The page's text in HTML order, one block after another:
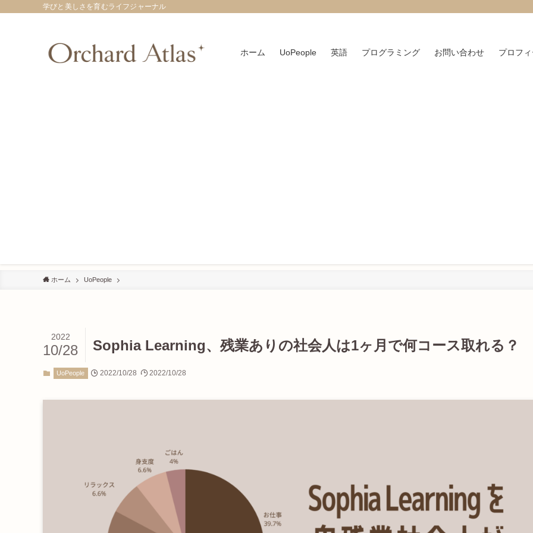
学びと美しさを育むライフジャーナル
ホーム UoPeople 英語 プログラミング お問い合わせ プロフ
ホーム UoPeople
Sophia Learning、残業ありの社会人は1ヶ月で何コース取れる？
2022
10/28
UoPeople 2022/10/28 2022/10/28